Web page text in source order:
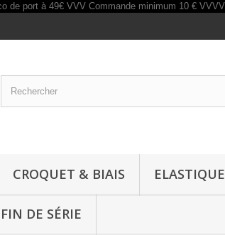
CROQUET & BIAIS ELASTIQUE
FIN DE SÉRIE